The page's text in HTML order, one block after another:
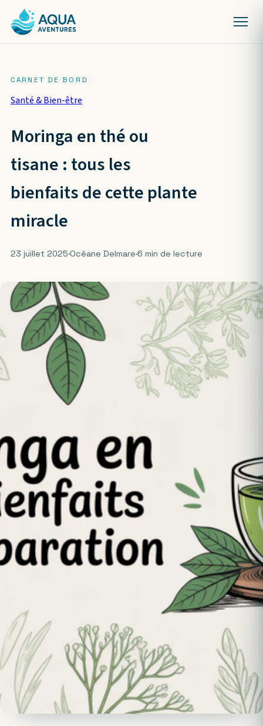
Santé & Bien-être
Moringa en thé ou
tisane : tous les
bienfaits de cette plante
miracle
23 juillet 2025·Océane Delmare·6 min de lecture